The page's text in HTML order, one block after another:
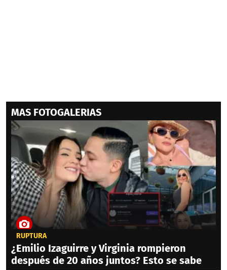
MAS FOTOGALERIAS
RUPTURA
¿Emilio Izaguirre y Virginia rompieron
después de 20 años juntos? Esto se sabe